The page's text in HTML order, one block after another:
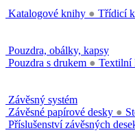
Katalogové knihy ● Třídicí
Pouzdra, obálky, kapsy
Pouzdra s drukem ● Textilní
Závěsný systém
Závěsné papírové desky ●
Příslušenství závěsných